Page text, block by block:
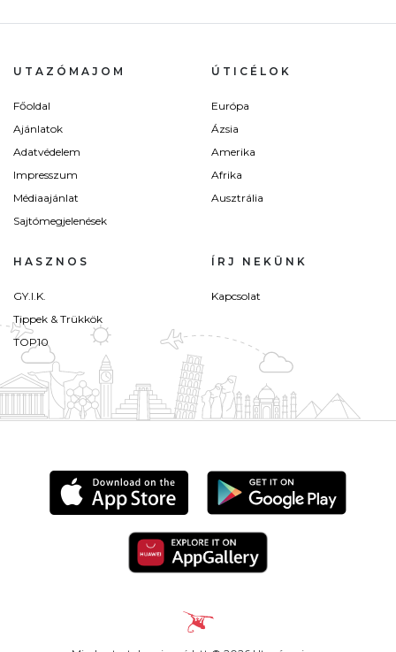
UTAZÓMAJOM
Főoldal
Ajánlatok
Adatvédelem
Impresszum
Médiaajánlat
Sajtómegjelenések
ÚTICÉLOK
Európa
Ázsia
Amerika
Afrika
Ausztrália
HASZNOS
GY.I.K.
Tippek & Trükkök
TOP10
ÍRJ NEKÜNK
Kapcsolat